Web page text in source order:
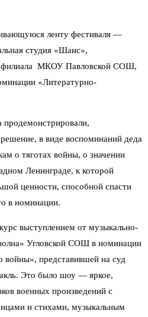
ленту фестиваля —
студия «Шанс»,
филиала МКОУ Павловской СОШ,
«Литературно-
продемонстрировали,
в виде воспоминаний деда
о тяготах войны, о значении
Ленинграде, к которой
ценности, способной спасти
в номинации.
выступлением от музыкально-
Угловской СОШ в номинации
войны», представившей на суд
Это было шоу — яркое,
военных произведений с
и стихами, музыкальным